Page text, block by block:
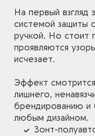
На первый взгляд
системой защиты
ручкой. Но стоит
проявляются
исчезает.
Эффект
лишнего,
брендированию и
любым дизайном.
Зонт-